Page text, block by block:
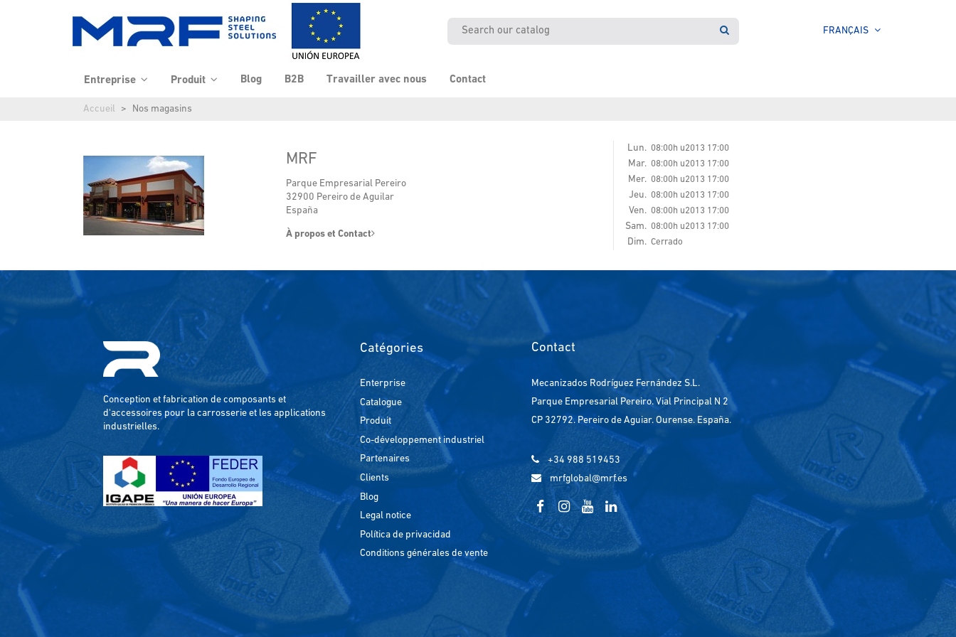
FRANÇAIS
Entreprise Produit Blog B2B Travailler avec nous Contact
Accueil Nos magasins
MRF
Parque Empresarial Pereiro
32900 Pereiro de Aguilar
España
À propos et Contact
Lun. 08:00h u2013 17:00
Mar. 08:00h u2013 17:00
Mer. 08:00h u2013 17:00
Jeu. 08:00h u2013 17:00
Ven. 08:00h u2013 17:00
Sam. 08:00h u2013 17:00
Dim. Cerrado
Conception et fabrication de composants et
d'accessoires pour la carrosserie et les applications
industrielles.
Catégories
Enterprise
Catalogue
Produit
Co-développement industriel
Partenaires
Clients
Blog
Legal notice
Política de privacidad
Conditions générales de vente
Contact
Mecanizados Rodríguez Fernández S.L.
Parque Empresarial Pereiro. Vial Principal N 2
CP 32792. Pereiro de Aguiar. Ourense. España.
+34 988 519453
mrfglobal@mrf.es